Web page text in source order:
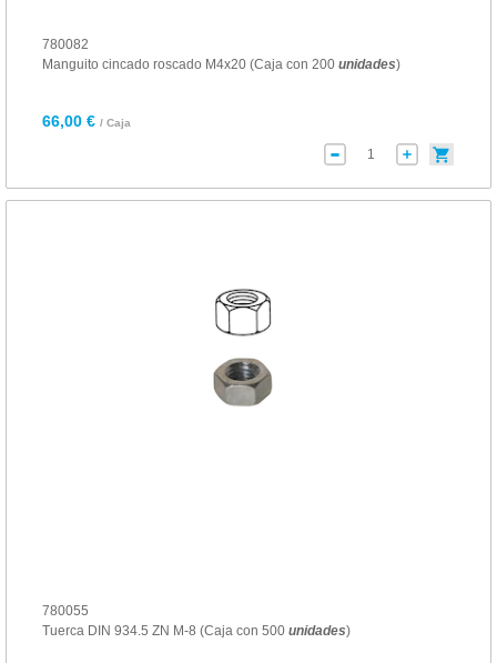
780082
Manguito cincado roscado M4x20 (Caja con 200 unidades)
66,00 € / Caja
780055
Tuerca DIN 934.5 ZN M-8 (Caja con 500 unidades)